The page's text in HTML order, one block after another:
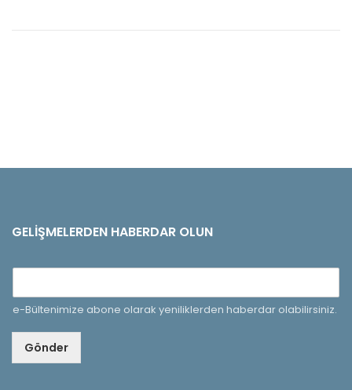
GELIŞMELERDEN HABERDAR OLUN
e-Bültenimize abone olarak yeniliklerden haberdar olabilirsiniz.
Gönder